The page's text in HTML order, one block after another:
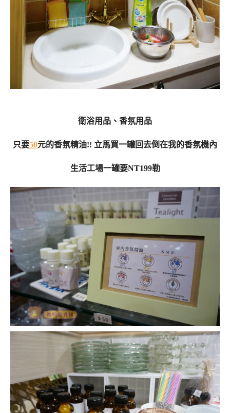
衛浴用品、香氛用品
只要50元的香氛精油!! 立馬買一罐回去倒在我的香氛機內
生活工場一罐要NT199勒